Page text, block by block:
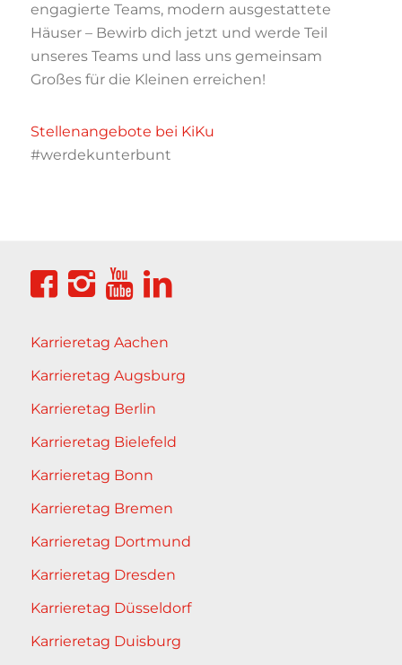
engagierte Teams, modern ausgestattete
Häuser – Bewirb dich jetzt und werde Teil
unseres Teams und lass uns gemeinsam
Großes für die Kleinen erreichen!
Stellenangebote bei KiKu
#werdekunterbunt
Karrieretag Aachen
Karrieretag Augsburg
Karrieretag Berlin
Karrieretag Bielefeld
Karrieretag Bonn
Karrieretag Bremen
Karrieretag Dortmund
Karrieretag Dresden
Karrieretag Düsseldorf
Karrieretag Duisburg